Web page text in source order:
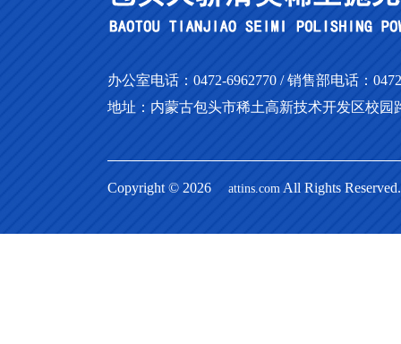
办公室电话：0472-6962770 / 销售部电话：
地址：内蒙古包头市稀土高新技术开发区校园
Copyright © 2026 attins.com All Rights